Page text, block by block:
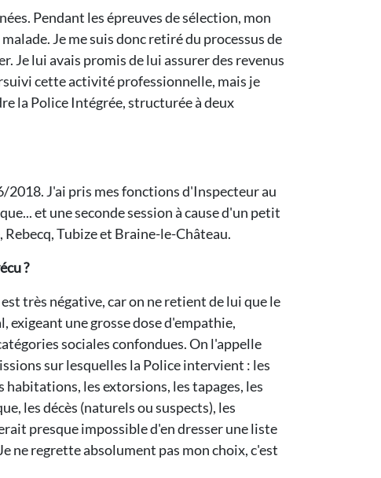
Pendant les épreuves de sélection, mon
Je me suis donc retiré du processus de
Je lui avais promis de lui assurer des revenus
cette activité professionnelle, mais je
la Police Intégrée, structurée à deux
2018. J'ai pris mes fonctions d'Inspecteur au
et une seconde session à cause d'un petit
Tubize et Braine-le-Château.
?
très négative, car on ne retient de lui que le
exigeant une grosse dose d'empathie,
sociales confondues. On l'appelle
sur lesquelles la Police intervient : les
les extorsions, les tapages, les
les décès (naturels ou suspects), les
presque impossible d'en dresser une liste
ne regrette absolument pas mon choix, c'est